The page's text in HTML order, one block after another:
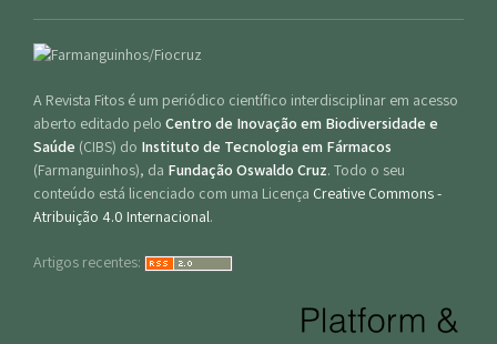
A Revista Fitos é um periódico científico interdisciplinar em acesso
aberto editado pelo Centro de Inovação em Biodiversidade e
Saúde (CIBS) do Instituto de Tecnologia em Fármacos
(Farmanguinhos), da Fundação Oswaldo Cruz. Todo o seu
conteúdo está licenciado com uma Licença Creative Commons -
Atribuição 4.0 Internacional.
Artigos recentes: